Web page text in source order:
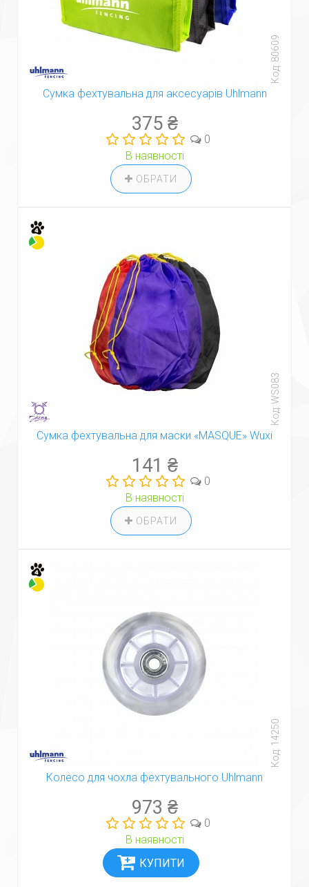
Код: 80609
Сумка фехтувальна для аксесуарів Uhlmann
375 ₴
0
В наявності
ОБРАТИ
Код: WS083
Сумка фехтувальна для маски «MASQUE» Wuxi
141 ₴
0
В наявності
ОБРАТИ
Код: 14250
Колесо для чохла фехтувального Uhlmann
973 ₴
0
В наявності